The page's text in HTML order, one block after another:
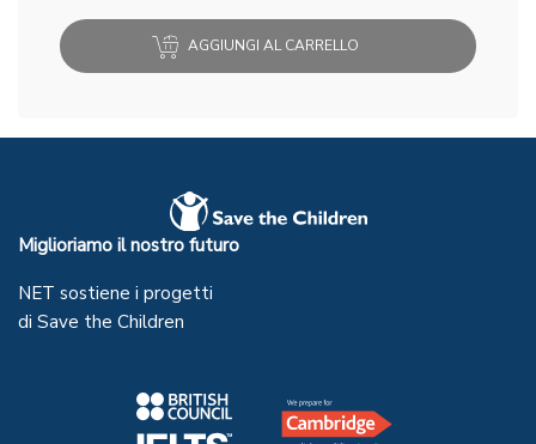
AGGIUNGI AL CARRELLO
Miglioriamo il nostro futuro
NET sostiene i progetti
di Save the Children